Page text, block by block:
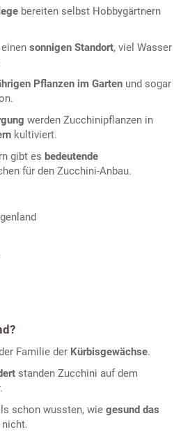
bereiten selbst Hobbygärtnern
sonnigen Standort, viel Wasser
Pflanzen im Garten und sogar
werden Zucchinipflanzen in
kultiviert.
gibt es bedeutende
für den Zucchini-Anbau.
Familie der Kürbisgewächse.
standen Zucchini auf dem
schon wussten, wie gesund das